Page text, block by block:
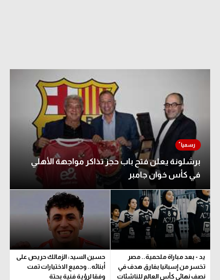
برشلونة يعلن فتح باب حجز تذاكر مواجهة الأهلي
في كأس خوان جامبر
يد - بعد مباراة ملحمية.. مصر
تخسر من إسبانيا بفارق هدف في
نصف نهائي كأس العالم للناشئات
حسين السيد: الزمالك حريص على
أبنائه.. وجميع الاختيارات تمت
وفقا لرؤية فنية بحتة